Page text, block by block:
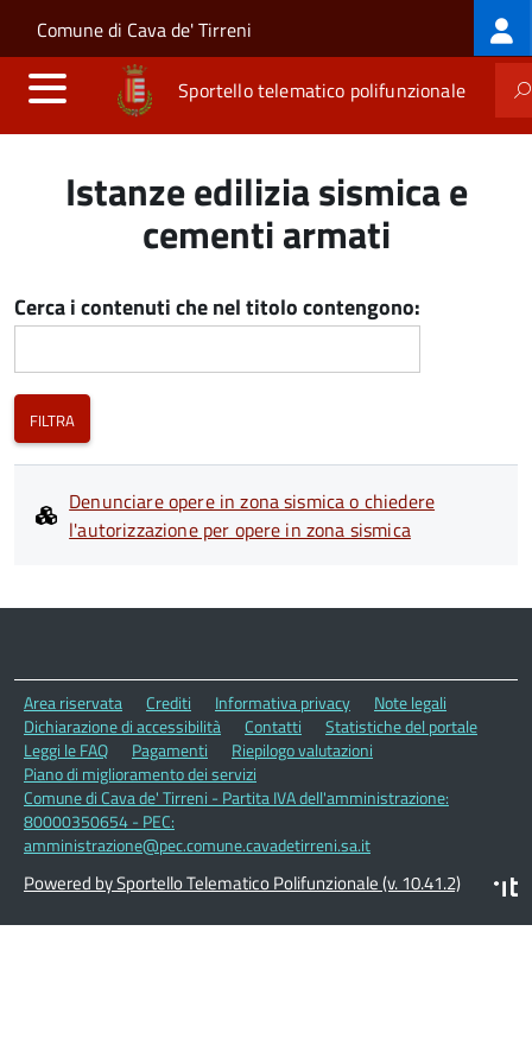
Salta al contenuto principale
Skip to site navigation
Comune di Cava de' Tirreni
Sportello telematico polifunzionale
Istanze edilizia sismica e
cementi armati
Cerca i contenuti che nel titolo contengono:
Denunciare opere in zona sismica o chiedere
l'autorizzazione per opere in zona sismica
Area riservata Crediti Informativa privacy
Note legali
Dichiarazione di accessibilità
Contatti
Statistiche del portale
Leggi le FAQ
Pagamenti
Riepilogo valutazioni
Piano di miglioramento dei servizi
Comune di Cava de' Tirreni - Partita IVA dell'amministrazione:
80000350654 - PEC:
amministrazione@pec.comune.cavadetirreni.sa.it
Powered by Sportello Telematico Polifunzionale (v. 10.41.2)